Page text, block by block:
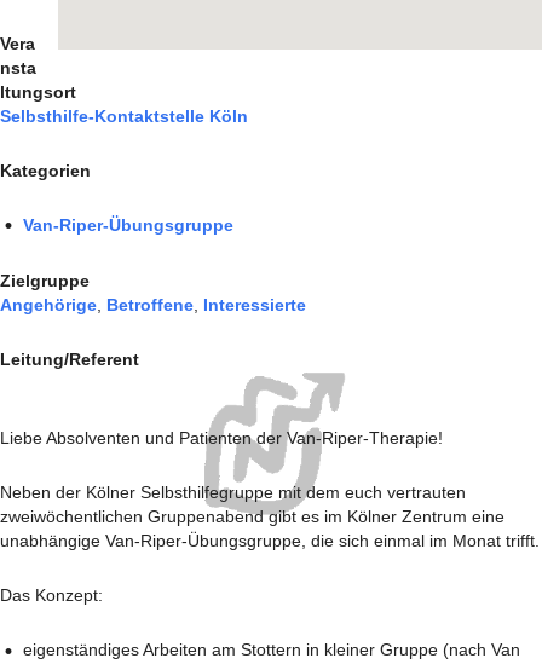
Vera
nsta
ltungsort
Selbsthilfe-Kontaktstelle Köln
Kategorien
Van-Riper-Übungsgruppe
Zielgruppe
Angehörige, Betroffene, Interessierte
Leitung/Referent
Liebe Absolventen und Patienten der Van-Riper-Therapie!
Neben der Kölner Selbsthilfegruppe mit dem euch vertrauten
zweiwöchentlichen Gruppenabend gibt es im Kölner Zentrum eine
unabhängige Van-Riper-Übungsgruppe, die sich einmal im Monat trifft.
Das Konzept:
eigenständiges Arbeiten am Stottern in kleiner Gruppe (nach Van